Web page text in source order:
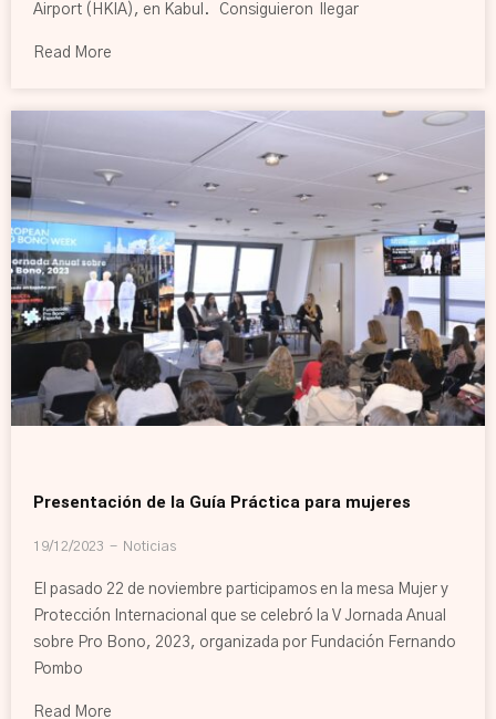
Airport (HKIA), en Kabul. Consiguieron llegar
Read More
Presentación de la Guía Práctica para mujeres
19/12/2023 Noticias
El pasado 22 de noviembre participamos en la mesa Mujer y
Protección Internacional que se celebró la V Jornada Anual
sobre Pro Bono, 2023, organizada por Fundación Fernando
Pombo
Read More